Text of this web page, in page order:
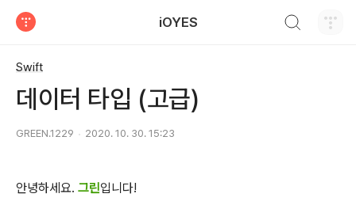
iOYES
Swift
데이터 타입 (고급)
GREEN.1229 2020. 10. 30. 15:23
안녕하세요. 그린입니다!